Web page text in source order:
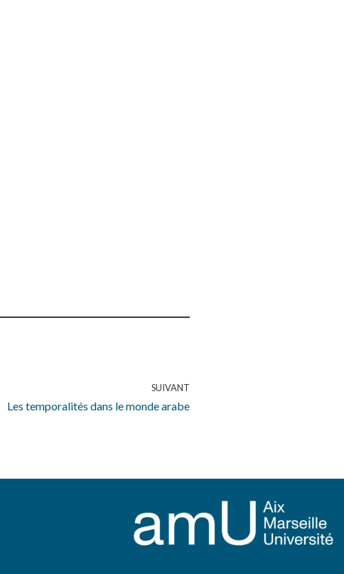
SUIVANT
Les temporalités dans le monde arabe